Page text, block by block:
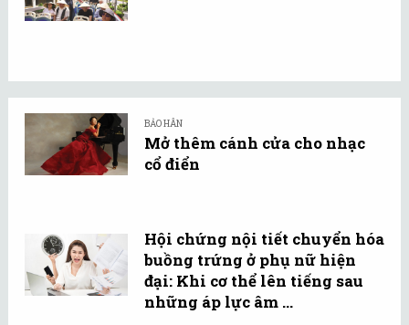
BẢO HÂN
Mở thêm cánh cửa cho nhạc
cổ điển
Hội chứng nội tiết chuyển hóa
buồng trứng ở phụ nữ hiện
đại: Khi cơ thể lên tiếng sau
những áp lực âm ...